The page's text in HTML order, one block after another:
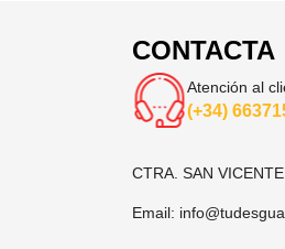
CONTACTA
Atención al
(+34)
CTRA. SAN
Email: